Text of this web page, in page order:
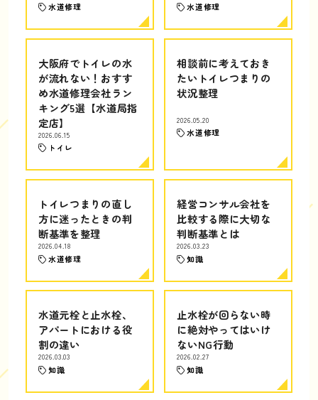
水道修理 水道修理
大阪府でトイレの水
が流れない！おすす
め水道修理会社ラン
キング5選【水道局指
定店】
2026.06.15
トイレ
相談前に考えておき
たいトイレつまりの
状況整理
2026.05.20
水道修理
トイレつまりの直し
方に迷ったときの判
断基準を整理
2026.04.18
水道修理
経営コンサル会社を
比較する際に大切な
判断基準とは
2026.03.23
知識
水道元栓と止水栓、
アパートにおける役
割の違い
2026.03.03
知識
止水栓が回らない時
に絶対やってはいけ
ないNG行動
2026.02.27
知識